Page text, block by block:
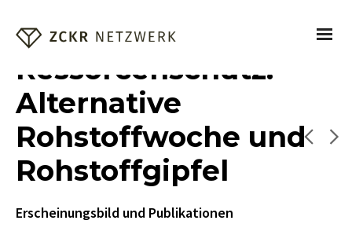
Ressorcenschutz:
Alternative
Rohstoffwoche und
Rohstoffgipfel
Erscheinungsbild und Publikationen